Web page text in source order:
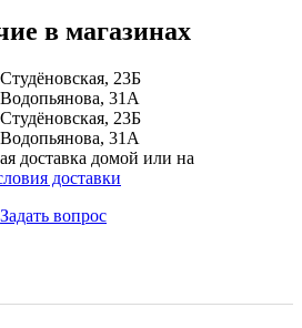
в магазинах
23Б
31А
23Б
31А
доставка домой или на
доставки
Задать вопрос